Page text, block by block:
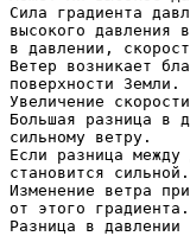
Сила градиента
высокого давления
в давлении,
Ветер возникает
поверхности Земли.
Увеличение
Большая разница в
сильному ветру.
Если разница
становится сильной.
Изменение ветра
от этого градиента.
Разница в давлении